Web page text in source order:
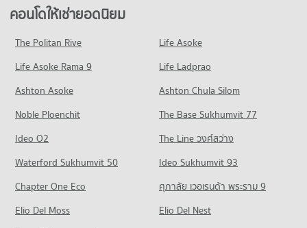
ขายคอนโด ถนนสุขุมวิท
มีคอนโดขาย 29,573 ประกาศ
คอนโด ถนนพระราม 4
660 โครงการ
คอนโดให้เช่า ถนนพระราม 4
มีคอนโดให้เช่า 42,892 ประกาศ
ขายคอนโด ถนนพระราม 4
มีคอนโดขาย 17,107 ประกาศ
คอนโด ถนนเพชรบุรี กรุงเทพฯ
มีคอนโดให้เช่า 46,840 ประกาศ
คอนโดให้เช่ายอดนิยม
The Politan Rive
Life Asoke
Life Asoke Rama 9
Life Ladprao
Ashton Asoke
Ashton Chula Silom
Noble Ploenchit
The Base Sukhumvit 77
Ideo O2
The Line วงศ์สว่าง
Waterford Sukhumvit 50
Ideo Sukhumvit 93
Chapter One Eco
ศุภาลัย เวอเรนด้า พระราม 9
Elio Del Moss
Elio Del Nest